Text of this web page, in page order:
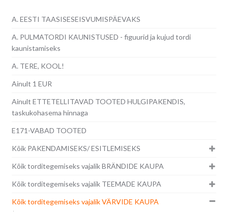
A. EESTI TAASISESEISVUMISPÄEVAKS
A. PULMATORDI KAUNISTUSED - figuurid ja kujud tordi
kaunistamiseks
A. TERE, KOOL!
Ainult 1 EUR
Ainult ETTETELLITAVAD TOOTED HULGIPAKENDIS,
taskukohasema hinnaga
E171-VABAD TOOTED
Kõik PAKENDAMISEKS/ ESITLEMISEKS
Kõik torditegemiseks vajalik BRÄNDIDE KAUPA
Kõik torditegemiseks vajalik TEEMADE KAUPA
Kõik torditegemiseks vajalik VÄRVIDE KAUPA